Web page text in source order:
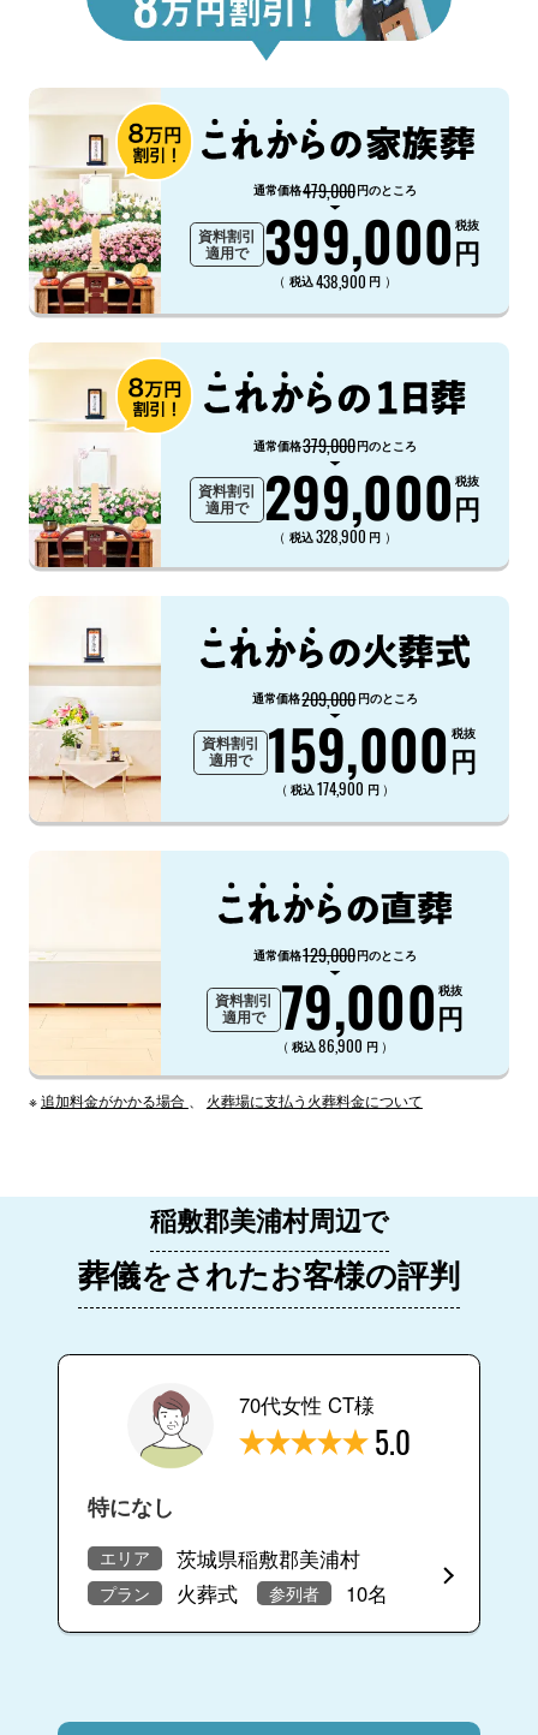
通常価格479,000円のところ
資料割引
適用で
399,000円
税抜
（ 税込438,900 円 ）
通常価格379,000円のところ
資料割引
適用で
299,000円
税抜
（ 税込328,900 円 ）
通常価格209,000円のところ
資料割引
適用で
159,000円
税抜
（ 税込174,900 円 ）
通常価格129,000円のところ
資料割引
適用で
79,000円
税抜
（ 税込86,900 円 ）
※追加料金がかかる場合 火葬場に支払う火葬料金について
稲敷郡美浦村周辺で
葬儀をされたお客様の評判
70代女性 CT様
5.0
特になし
エリア 茨城県稲敷郡美浦村
プラン 火葬式 参列者 10名